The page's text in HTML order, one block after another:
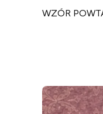
WZÓR